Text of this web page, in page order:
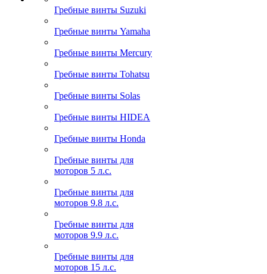
Гребные винты Suzuki
Гребные винты Yamaha
Гребные винты Mercury
Гребные винты Tohatsu
Гребные винты Solas
Гребные винты HIDEA
Гребные винты Honda
Гребные винты для
моторов 5 л.с.
Гребные винты для
моторов 9.8 л.с.
Гребные винты для
моторов 9.9 л.с.
Гребные винты для
моторов 15 л.с.